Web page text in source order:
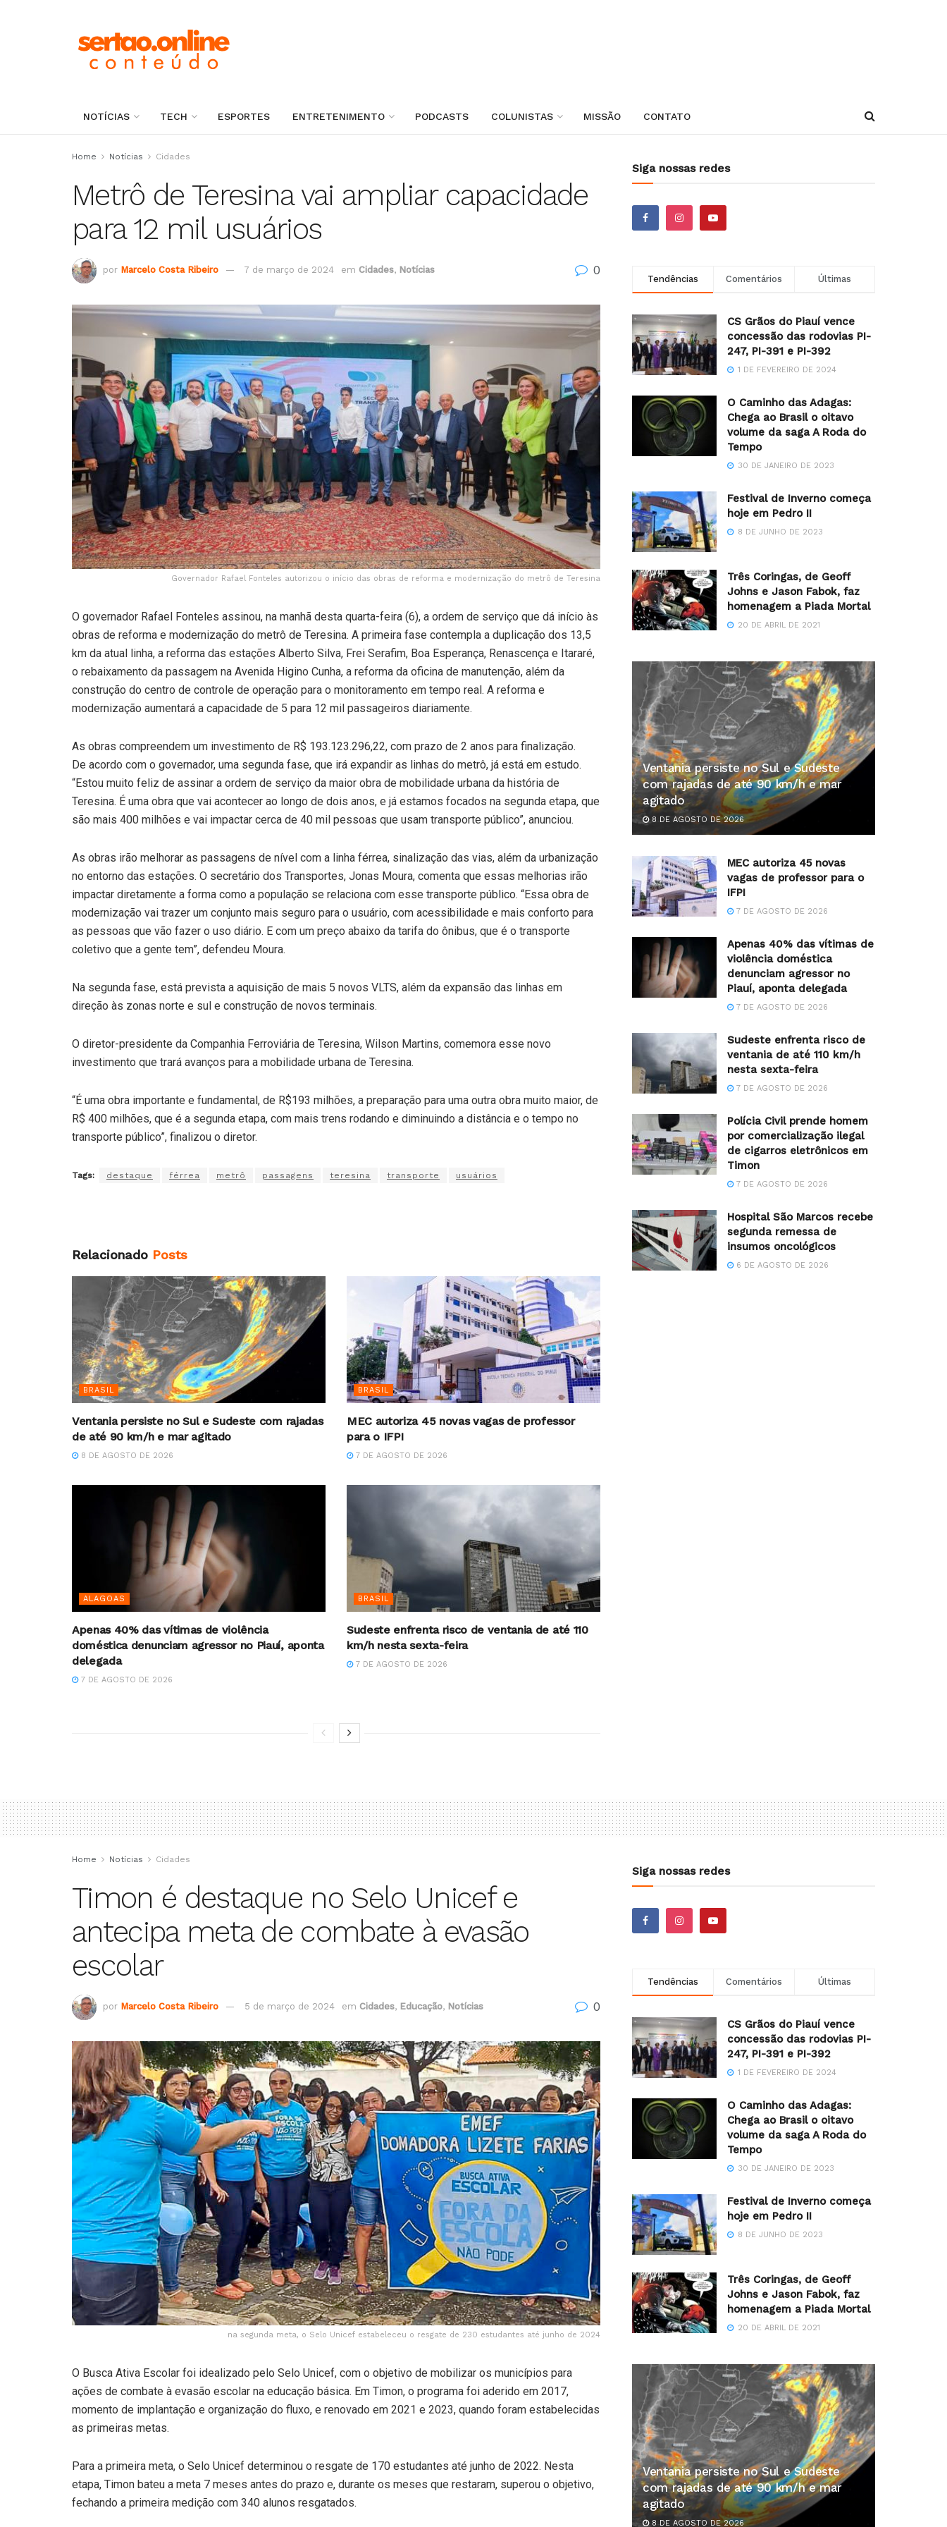
NOTÍCIAS TECH ESPORTES ENTRETENIMENTO PODCASTS COLUNISTAS MISSÃO CONTATO
Home Notícias Cidades
Metrô de Teresina vai ampliar capacidade
para 12 mil usuários
por Marcelo Costa Ribeiro 7 de março de 2024 em Cidades, Notícias 0
Governador Rafael Fonteles autorizou o início das obras de reforma e modernização do metrô de Teresina
O governador Rafael Fonteles assinou, na manhã desta quarta-feira (6), a ordem de serviço que dá início às
obras de reforma e modernização do metrô de Teresina. A primeira fase contempla a duplicação dos 13,5
km da atual linha, a reforma das estações Alberto Silva, Frei Serafim, Boa Esperança, Renascença e Itararé,
o rebaixamento da passagem na Avenida Higino Cunha, a reforma da oficina de manutenção, além da
construção do centro de controle de operação para o monitoramento em tempo real. A reforma e
modernização aumentará a capacidade de 5 para 12 mil passageiros diariamente.
As obras compreendem um investimento de R$ 193.123.296,22, com prazo de 2 anos para finalização.
De acordo com o governador, uma segunda fase, que irá expandir as linhas do metrô, já está em estudo.
“Estou muito feliz de assinar a ordem de serviço da maior obra de mobilidade urbana da história de
Teresina. É uma obra que vai acontecer ao longo de dois anos, e já estamos focados na segunda etapa, que
são mais 400 milhões e vai impactar cerca de 40 mil pessoas que usam transporte público”, anunciou.
As obras irão melhorar as passagens de nível com a linha férrea, sinalização das vias, além da urbanização
no entorno das estações. O secretário dos Transportes, Jonas Moura, comenta que essas melhorias irão
impactar diretamente a forma como a população se relaciona com esse transporte público. “Essa obra de
modernização vai trazer um conjunto mais seguro para o usuário, com acessibilidade e mais conforto para
as pessoas que vão fazer o uso diário. E com um preço abaixo da tarifa do ônibus, que é o transporte
coletivo que a gente tem”, defendeu Moura.
Na segunda fase, está prevista a aquisição de mais 5 novos VLTS, além da expansão das linhas em
direção às zonas norte e sul e construção de novos terminais.
O diretor-presidente da Companhia Ferroviária de Teresina, Wilson Martins, comemora esse novo
investimento que trará avanços para a mobilidade urbana de Teresina.
“É uma obra importante e fundamental, de R$193 milhões, a preparação para uma outra obra muito maior, de
R$ 400 milhões, que é a segunda etapa, com mais trens rodando e diminuindo a distância e o tempo no
transporte público”, finalizou o diretor.
Tags: destaque férrea metrô passagens teresina transporte usuários
Relacionado Posts
BRASIL
Ventania persiste no Sul e Sudeste com rajadas
de até 90 km/h e mar agitado
8 DE AGOSTO DE 2026
BRASIL
MEC autoriza 45 novas vagas de professor
para o IFPI
7 DE AGOSTO DE 2026
ALAGOAS
Apenas 40% das vítimas de violência
doméstica denunciam agressor no Piauí, aponta
delegada
7 DE AGOSTO DE 2026
BRASIL
Sudeste enfrenta risco de ventania de até 110
km/h nesta sexta-feira
7 DE AGOSTO DE 2026
Siga nossas redes
Tendências Comentários Últimas
CS Grãos do Piauí vence
concessão das rodovias PI-
247, PI-391 e PI-392
1 DE FEVEREIRO DE 2024
O Caminho das Adagas:
Chega ao Brasil o oitavo
volume da saga A Roda do
Tempo
30 DE JANEIRO DE 2023
Festival de Inverno começa
hoje em Pedro II
8 DE JUNHO DE 2023
Três Coringas, de Geoff
Johns e Jason Fabok, faz
homenagem a Piada Mortal
20 DE ABRIL DE 2021
Ventania persiste no Sul e Sudeste
com rajadas de até 90 km/h e mar
agitado
8 DE AGOSTO DE 2026
MEC autoriza 45 novas
vagas de professor para o
IFPI
7 DE AGOSTO DE 2026
Apenas 40% das vítimas de
violência doméstica
denunciam agressor no
Piauí, aponta delegada
7 DE AGOSTO DE 2026
Sudeste enfrenta risco de
ventania de até 110 km/h
nesta sexta-feira
7 DE AGOSTO DE 2026
Polícia Civil prende homem
por comercialização ilegal
de cigarros eletrônicos em
Timon
7 DE AGOSTO DE 2026
Hospital São Marcos recebe
segunda remessa de
insumos oncológicos
6 DE AGOSTO DE 2026
Home Notícias Cidades
Timon é destaque no Selo Unicef e
antecipa meta de combate à evasão
escolar
por Marcelo Costa Ribeiro 5 de março de 2024 em Cidades, Educação, Notícias 0
na segunda meta, o Selo Unicef estabeleceu o resgate de 230 estudantes até junho de 2024
O Busca Ativa Escolar foi idealizado pelo Selo Unicef, com o objetivo de mobilizar os municípios para
ações de combate à evasão escolar na educação básica. Em Timon, o programa foi aderido em 2017,
momento de implantação e organização do fluxo, e renovado em 2021 e 2023, quando foram estabelecidas
as primeiras metas.
Para a primeira meta, o Selo Unicef determinou o resgate de 170 estudantes até junho de 2022. Nesta
etapa, Timon bateu a meta 7 meses antes do prazo e, durante os meses que restaram, superou o objetivo,
fechando a primeira medição com 340 alunos resgatados.
Siga nossas redes
Tendências Comentários Últimas
CS Grãos do Piauí vence
concessão das rodovias PI-
247, PI-391 e PI-392
1 DE FEVEREIRO DE 2024
O Caminho das Adagas:
Chega ao Brasil o oitavo
volume da saga A Roda do
Tempo
30 DE JANEIRO DE 2023
Festival de Inverno começa
hoje em Pedro II
8 DE JUNHO DE 2023
Três Coringas, de Geoff
Johns e Jason Fabok, faz
homenagem a Piada Mortal
20 DE ABRIL DE 2021
Ventania persiste no Sul e Sudeste
com rajadas de até 90 km/h e mar
agitado
8 DE AGOSTO DE 2026